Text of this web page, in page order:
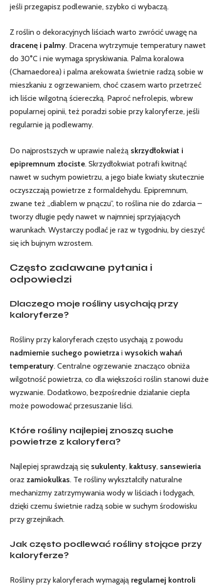
jeśli przegapisz podlewanie, szybko ci wybaczą.
Z roślin o dekoracyjnych liściach warto ‌zwrócić uwagę na
dracenę i palmy. Dracena wytrzymuje temperatury nawet
do 30°C i nie wymaga spryskiwania. Palma‌ koralowa
(Chamaedorea) ‍i palma arekowata świetnie radzą sobie w
mieszkaniu z ogrzewaniem, choć ‍czasem warto przetrzeć⁤
ich liście wilgotną ściereczką. Paproć nefrolepis,⁣ wbrew ​
popularnej opinii, też poradzi sobie przy kaloryferze, jeśli
regularnie ⁣ją podlewamy.
Do najprostszych w uprawie należą skrzydłokwiat i‌
epipremnum‌ złociste. Skrzydłokwiat potrafi kwitnąć
nawet w suchym powietrzu, a jego białe kwiaty skutecznie
oczyszczają powietrze z formaldehydu. Epipremnum,
zwane też „diablem w pnączu”, to roślina nie ⁣do zdarcia –
tworzy długie pędy nawet w najmniej sprzyjających
warunkach. Wystarczy podlać je raz⁤ w tygodniu, by cieszyć
się ich bujnym wzrostem.
Często zadawane pytania i
odpowiedzi
Dlaczego moje rośliny usychają przy
kaloryferze?
Rośliny przy kaloryferach ⁢często usychają z⁣ powodu
nadmiernie suchego powietrza ⁣i wysokich wahań
temperatury. Centralne ogrzewanie znacząco obniża⁤
wilgotność powietrza, co dla większości roślin stanowi duże
wyzwanie.⁣ Dodatkowo, bezpośrednie działanie ciepła
może ‍powodować przesuszanie liści.
Które rośliny najlepiej znoszą ⁢suche
powietrze z kaloryfera?
Najlepiej sprawdzają⁢ się sukulenty, kaktusy,​ sansewieria
oraz zamiokulkas. Te rośliny wykształciły naturalne⁣
mechanizmy zatrzymywania wody w liściach i łodygach,
dzięki czemu świetnie radzą sobie ⁢w suchym środowisku
przy ‍grzejnikach.
Jak często podlewać rośliny ‍stojące przy
kaloryferze?
Rośliny przy kaloryferach wymagają regularnej kontroli